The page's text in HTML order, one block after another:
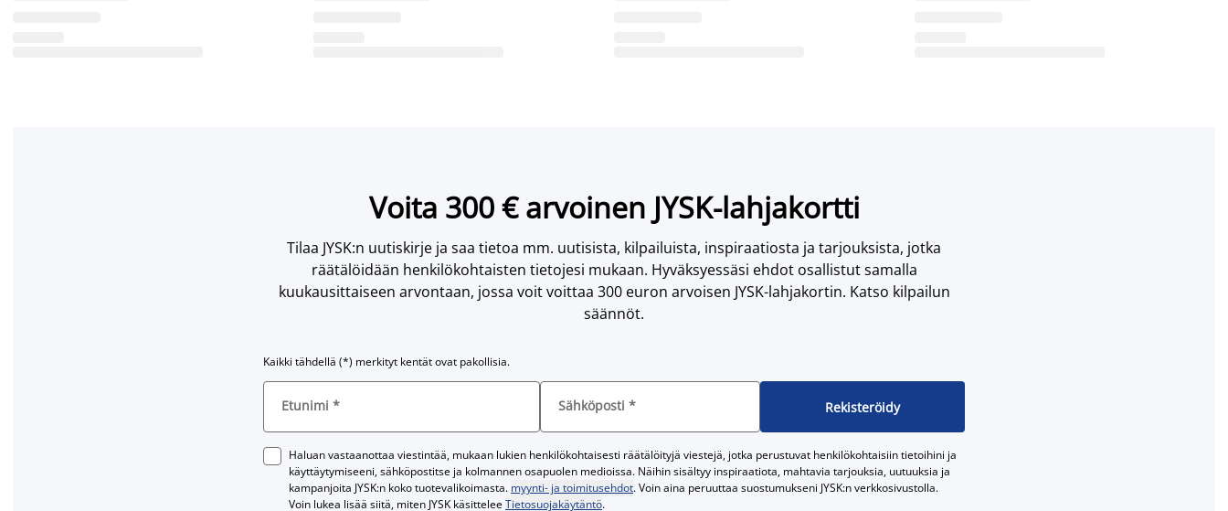
Voita 300 € arvoinen JYSK-lahjakortti
Tilaa JYSK:n uutiskirje ja saa tietoa mm. uutisista, kilpailuista, inspiraatiosta ja tarjouksista, jotka
räätälöidään henkilökohtaisten tietojesi mukaan. Hyväksyessäsi ehdot osallistut samalla
kuukausittaiseen arvontaan, jossa voit voittaa 300 euron arvoisen JYSK-lahjakortin. Katso kilpailun
säännöt.
Kaikki tähdellä (*) merkityt kentät ovat pakollisia.
Etunimi * Sähköposti * Rekisteröidy
Haluan vastaanottaa viestintää, mukaan lukien henkilökohtaisesti räätälöityjä viestejä, jotka perustuvat henkilökohtaisiin tietoihini ja
käyttäytymiseeni, sähköpostitse ja kolmannen osapuolen medioissa. Näihin sisältyy inspiraatiota, mahtavia tarjouksia, uutuuksia ja
kampanjoita JYSK:n koko tuotevalikoimasta. myynti- ja toimitusehdot. Voin aina peruuttaa suostumukseni JYSK:n verkkosivustolla.
Voin lukea lisää siitä, miten JYSK käsitteleeTietosuojakäytäntö.